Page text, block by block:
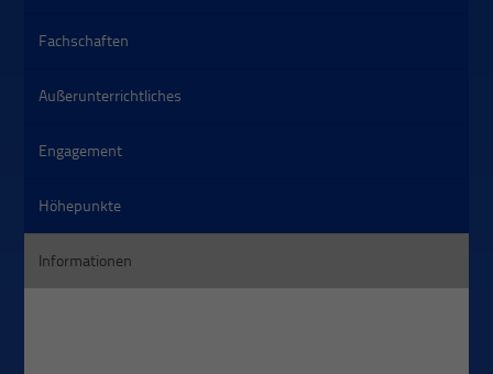
Fachschaften
Außerunterrichtliches
Engagement
Höhepunkte
Informationen